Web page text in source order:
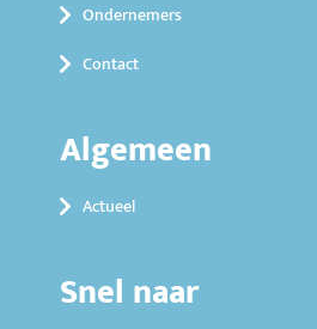
Ondernemers
Contact
Algemeen
Actueel
Snel naar